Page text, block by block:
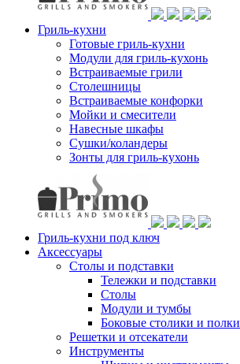
Гриль-кухни
Готовые гриль-кухни
Модули для гриль-кухонь
Встраиваемые грили
Столешницы
Встраиваемые конфорки
Мойки и смесители
Навесные шкафы
Сушки/коландеры
Зонты для гриль-кухонь
Гриль-кухни под ключ
Аксессуары
Столы и подставки
Тележки и подставки
Столы
Модули и тумбы
Боковые столики и полки
Решетки и отсекатели
Инструменты